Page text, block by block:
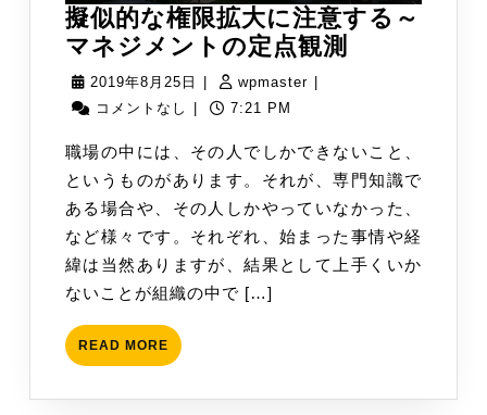
擬似的な権限拡大に注意する～
マネジメントの定点観測
権
限
拡
大
に
2019年8月25日
2019
年
月
25
日
wpmaster wpmaster
コメントなし
7:21 PM
職場の中には、その人でしかできないこと、
というものがあります。それが、専門知識で
ある場合や、その人しかやっていなかった、
など様々です。それぞれ、始まった事情や経
緯は当然ありますが、結果として上手くいか
ないことが組織の中で […]
READ MORE READ
MORE